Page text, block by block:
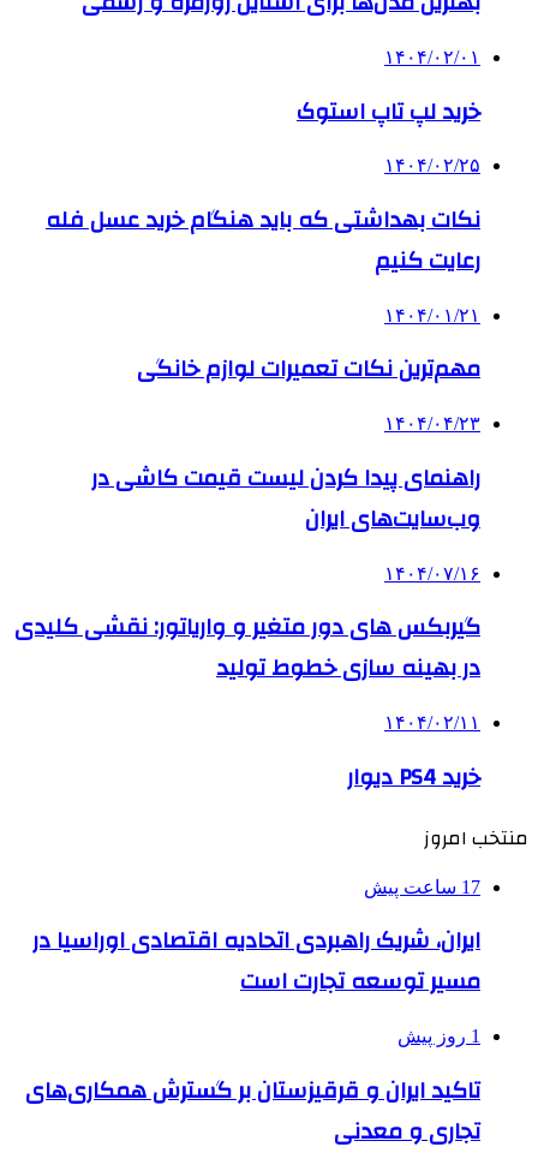
۱۴۰۴/۰۲/۰۱
خرید لپ تاپ استوک
۱۴۰۴/۰۲/۲۵
نکات بهداشتی که باید هنگام خرید عسل فله
رعایت کنیم
۱۴۰۴/۰۱/۲۱
مهم‌ترین نکات تعمیرات لوازم خانگی
۱۴۰۴/۰۴/۲۳
راهنمای پیدا کردن لیست قیمت کاشی در
وب‌سایت‌های ایران
۱۴۰۴/۰۷/۱۶
گیربکس های دور متغیر و واریاتور: نقشی کلیدی
در بهینه سازی خطوط تولید
۱۴۰۴/۰۲/۱۱
خرید PS4 دیوار
منتخب امروز
17 ساعت پیش
ایران، شریک راهبردی اتحادیه اقتصادی اوراسیا در
مسیر توسعه تجارت است
1 روز پیش
تاکید ایران و قرقیزستان بر گسترش همکاری‌های
تجاری و معدنی